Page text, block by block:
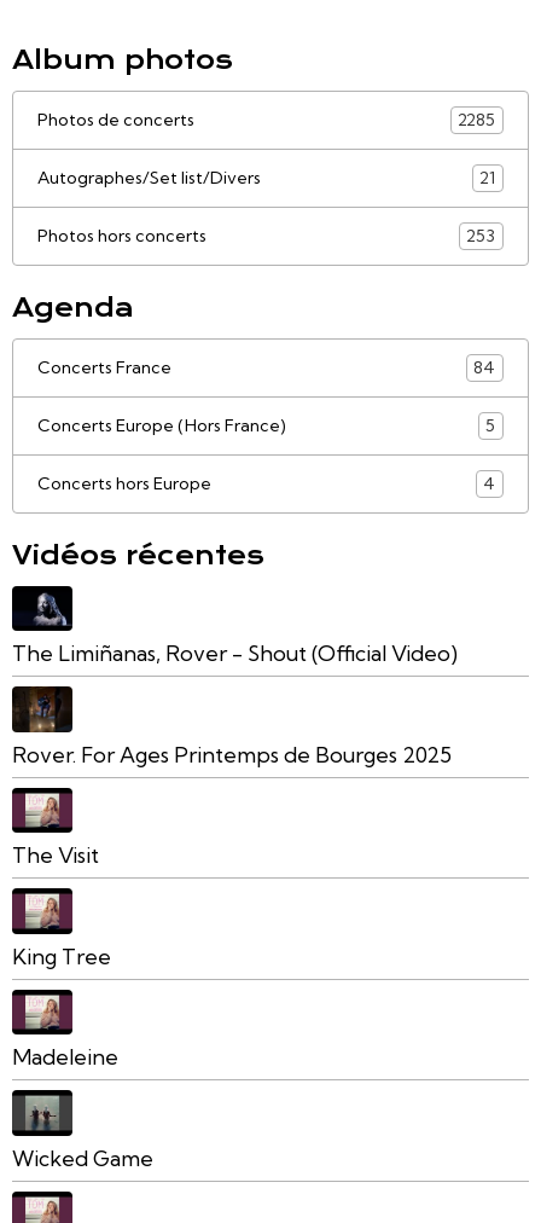
Album photos
Photos de concerts 2285
Autographes/Set list/Divers 21
Photos hors concerts 253
Agenda
Concerts France 84
Concerts Europe (Hors France) 5
Concerts hors Europe 4
Vidéos récentes
The Limiñanas, Rover - Shout (Official Video)
Rover. For Ages Printemps de Bourges 2025
The Visit
King Tree
Madeleine
Wicked Game